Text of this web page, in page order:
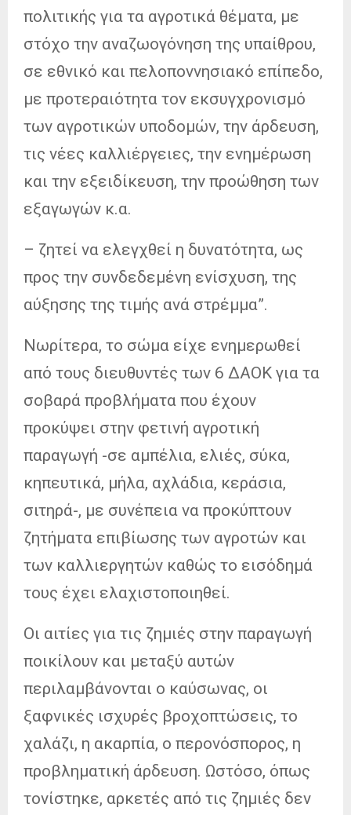
πολιτικής για τα αγροτικά θέματα, με
στόχο την αναζωογόνηση της υπαίθρου,
σε εθνικό και πελοποννησιακό επίπεδο,
με προτεραιότητα τον εκσυγχρονισμό
των αγροτικών υποδομών, την άρδευση,
τις νέες καλλιέργειες, την ενημέρωση
και την εξειδίκευση, την προώθηση των
εξαγωγών κ.α.
– ζητεί να ελεγχθεί η δυνατότητα, ως
προς την συνδεδεμένη ενίσχυση, της
αύξησης της τιμής ανά στρέμμα”.
Νωρίτερα, το σώμα είχε ενημερωθεί
από τους διευθυντές των 6 ΔΑΟΚ για τα
σοβαρά προβλήματα που έχουν
προκύψει στην φετινή αγροτική
παραγωγή -σε αμπέλια, ελιές, σύκα,
κηπευτικά, μήλα, αχλάδια, κεράσια,
σιτηρά-, με συνέπεια να προκύπτουν
ζητήματα επιβίωσης των αγροτών και
των καλλιεργητών καθώς το εισόδημά
τους έχει ελαχιστοποιηθεί.
Οι αιτίες για τις ζημιές στην παραγωγή
ποικίλουν και μεταξύ αυτών
περιλαμβάνονται ο καύσωνας, οι
ξαφνικές ισχυρές βροχοπτώσεις, το
χαλάζι, η ακαρπία, ο περονόσπορος, η
προβληματική άρδευση. Ωστόσο, όπως
τονίστηκε, αρκετές από τις ζημιές δεν